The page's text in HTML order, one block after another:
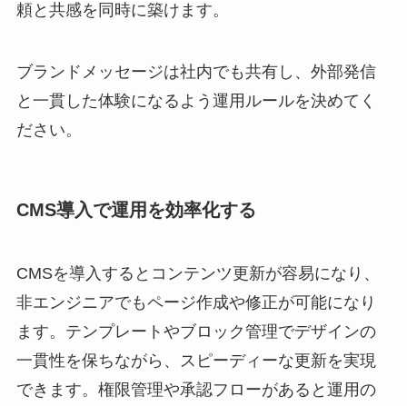
頼と共感を同時に築けます。
ブランドメッセージは社内でも共有し、外部発信
と一貫した体験になるよう運用ルールを決めてく
ださい。
CMS導入で運用を効率化する
CMSを導入するとコンテンツ更新が容易になり、
非エンジニアでもページ作成や修正が可能になり
ます。テンプレートやブロック管理でデザインの
一貫性を保ちながら、スピーディーな更新を実現
できます。権限管理や承認フローがあると運用の